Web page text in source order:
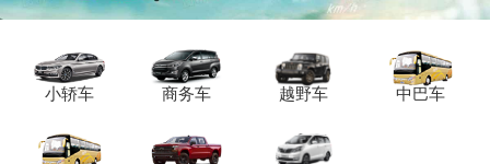
小轿车 商务车 越野车 中巴车